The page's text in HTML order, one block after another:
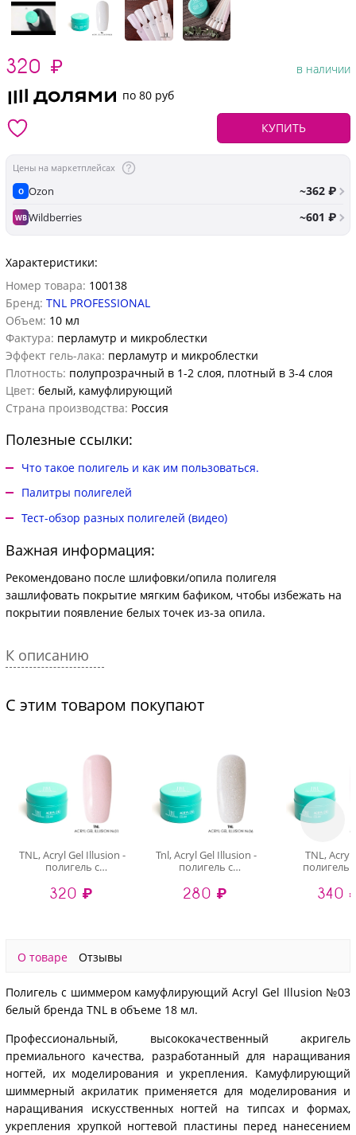
320 ₽
в наличии
по 80 руб
КУПИТЬ
Цены на маркетплейсах
O Ozon ~362 ₽
WBWildberries ~601 ₽
Характеристики:
Номер товара: 100138
Бренд: TNL PROFESSIONAL
Объем: 10 мл
Фактура: перламутр и микроблестки
Эффект гель-лака: перламутр и микроблестки
Плотность: полупрозрачный в 1-2 слоя, плотный в 3-4 слоя
Цвет: белый, камуфлирующий
Страна производства: Россия
Полезные ссылки:
Что такое полигель и как им пользоваться.
Палитры полигелей
Тест-обзор разных полигелей (видео)
Важная информация:
Рекомендовано после шлифовки/опила полигеля
зашлифовать покрытие мягким бафиком, чтобы избежать на
покрытии появление белых точек из-за опила.
К описанию
С этим товаром покупают
TNL, Acryl Gel Illusion -
полигель с
камуфлирующий
(№01 светло-
320 ₽
Tnl, Acryl Gel Illusion -
полигель с
камуфлирующий
(№06 сливочный с
280 ₽
TNL, Acryl
полигель
340
О товаре Отзывы
Полигель с шиммером камуфлирующий Acryl Gel Illusion №03
белый бренда TNL в объеме 18 мл.
Профессиональный, высококачественный акригель
премиального качества, разработанный для наращивания
ногтей, их моделирования и укрепления. Камуфлирующий
шиммерный акрилатик применяется для моделирования и
наращивания искусственных ногтей на типсах и формах,
укрепления хрупкой ногтевой пластины перед нанесением